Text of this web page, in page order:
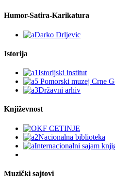
Humor-Satira-Karikatura
Istorija
Književnost
Muzički sajtovi